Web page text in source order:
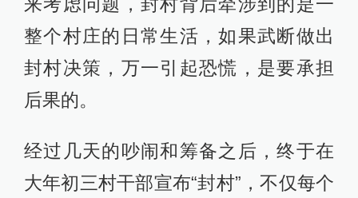
整个村庄的日常生活，如果武断做出
封村决策，万一引起恐慌，是要承担
后果的。
经过几天的吵闹和筹备之后，终于在
大年初三村干部宣布“封村”，不仅每个